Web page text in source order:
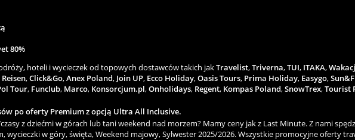
80%
hoteli i wycieczek od topowych dostawców takich jakTravelist,Triverna,TUI, ITAKA,
,Click&Go,Anex Poland, Join UP, Ecco Holiday,Oasis Tours, Prima Holiday, Easygo,
Tour, Funclub, Marco, Konsorcjum.pl,Onholidays, Regent, Kompas Poland,SnowTrex,Tourist
po oferty Premium z opcją Ultra All Inclusive.
z dziećmi w górach lub tani weekend nad morzem? Mamy ceny jak z Last Minute. Z nami
wycieczki w góry, święta, Weekend majowy, Sylwester 2025/2026. Wszystkie promocyjne oferty